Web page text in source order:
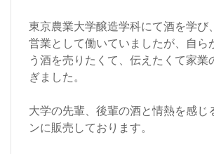
東京農業大学醸造学科にて酒を学び
営業として働いていましたが、自ら
う酒を売りたくて、伝えたくて家業
ぎました。
大学の先輩、後輩の酒と情熱を感じ
ンに販売しております。